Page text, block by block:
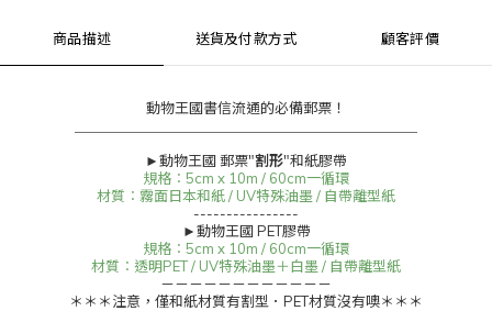
商品描述 送貨及付款方式 顧客評價
動物王國書信流通的必備郵票！
►動物王國 郵票"割形"和紙膠帶
規格︰5cm x 10m / 60cm一循環
材質︰霧面日本和紙 / UV特殊油墨 / 自帶離型紙
----------------
►動物王國 PET膠帶
規格︰5cm x 10m / 60cm一循環
材質︰透明PET / UV特殊油墨＋白墨 / 自帶離型紙
－－－－－－－－－－－－
＊＊＊注意，僅和紙材質有割型．PET材質沒有噢＊＊＊